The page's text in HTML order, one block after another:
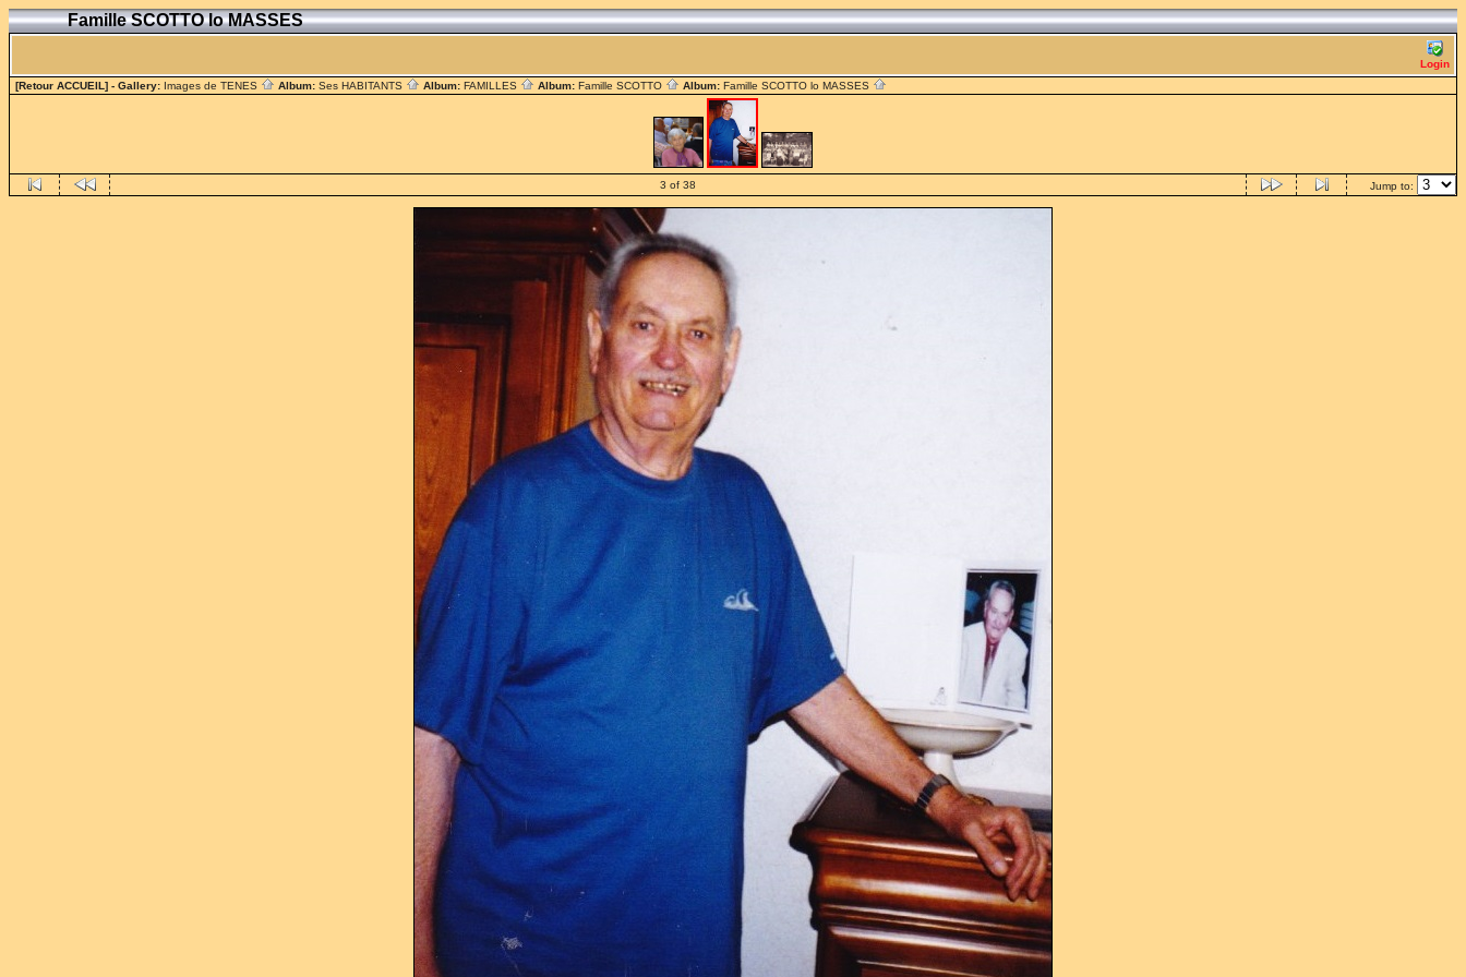
Famille SCOTTO lo MASSES
Login
[Retour ACCUEIL] - Gallery: Images de TENES Album: Ses HABITANTS Album: FAMILLES Album: Famille SCOTTO Album: Famille SCOTTO lo MASSES
3 of 38 Jump to: